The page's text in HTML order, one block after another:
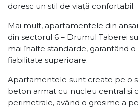
doresc un stil de viață confortabil.
Mai mult, apartamentele din
din sectorul 6 – Drumul Taberei
mai înalte standarde, garantând
fiabilitate superioare.
Apartamentele sunt create pe o
beton armat cu nucleu central și
perimetrale, având o grosime a